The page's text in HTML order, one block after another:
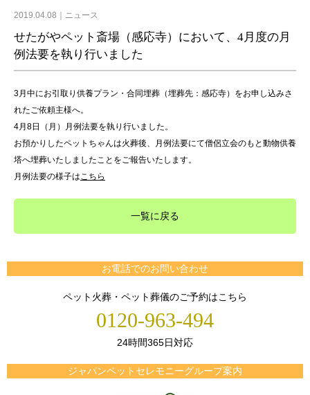
2019.04.08 ニュース
せたがやペット斎場（感応寺）において、4月度の月
例法要を執り行いました
3月中にお引取り供養プラン・合同埋葬（埋葬先：感応寺）をお申し込みさ
れたご依頼主様へ。
4月8日（月）月例法要を執り行いました。
お預かりしたペットちゃんは火葬後、月例法要にて僧侶立会のもと動物供養
塔へ埋葬いたしましたことをご報告いたします。
月例法要の様子はこちら
一覧に戻る
お電話でのお問い合わせ
ペット火葬・ペット葬儀のご予約はこちら
0120-963-494
24時間365日対応
ジャパンペットセレモニーグループ案内